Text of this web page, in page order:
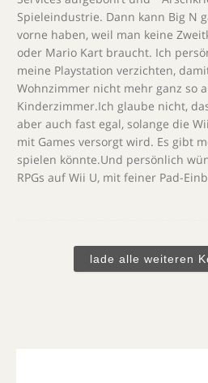
Spieleindustrie. Dann kann Big N
vorne haben, weil man keine
oder Mario Kart braucht. Ich
meine Playstation verzichten,
Wohnzimmer nicht mehr ganz so
Kinderzimmer.Ich glaube nicht,
aber auch fast egal, solange die
mit Games versorgt wird. Es gibt
spielen könnte.Und persönlich
RPGs auf Wii U, mit feiner Pad-
lade alle weiteren